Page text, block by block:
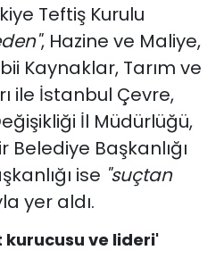
Teftiş Kurulu
, Hazine ve Maliye,
Kaynaklar, Tarım ve
ile İstanbul Çevre,
İl Müdürlüğü,
Belediye Başkanlığı
ise "suçtan
yer aldı.
ve lideri'